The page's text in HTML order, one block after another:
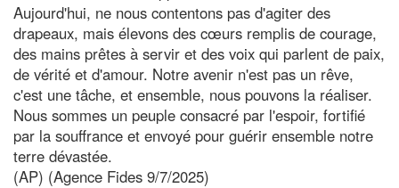
Aujourd'hui, ne nous contentons pas d'agiter des
drapeaux, mais élevons des cœurs remplis de courage,
des mains prêtes à servir et des voix qui parlent de paix,
de vérité et d'amour. Notre avenir n'est pas un rêve,
c'est une tâche, et ensemble, nous pouvons la réaliser.
Nous sommes un peuple consacré par l'espoir, fortifié
par la souffrance et envoyé pour guérir ensemble notre
terre dévastée.
(AP) (Agence Fides 9/7/2025)